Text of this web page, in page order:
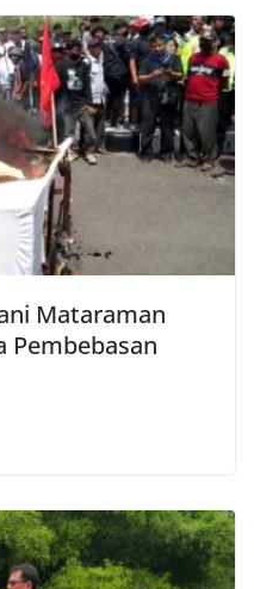
Mataraman
Pembebasan